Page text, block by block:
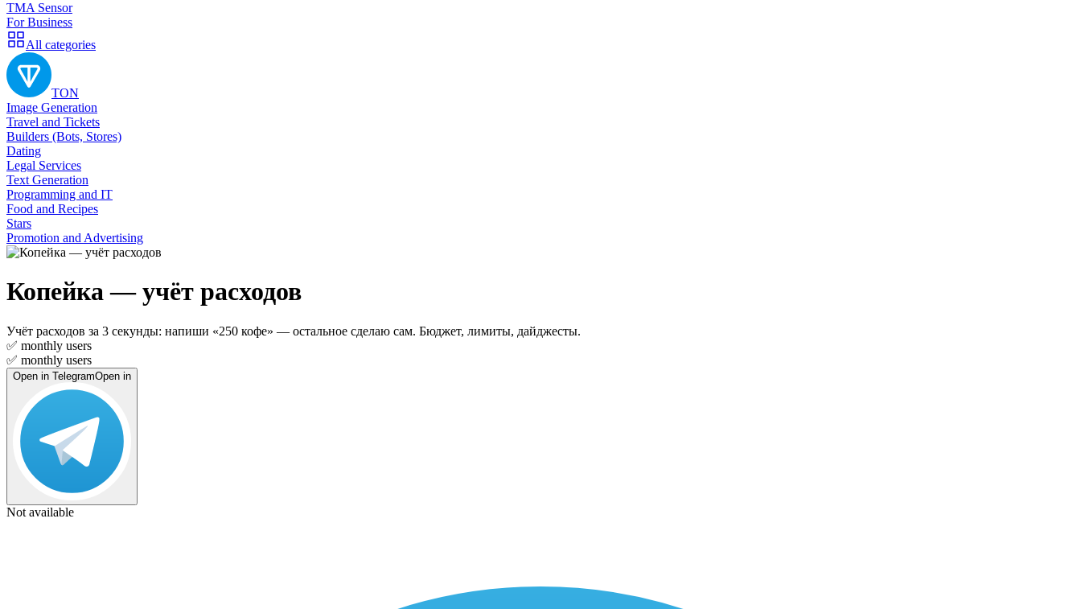
TMA Sensor
For Business
All categories
TON
Image Generation
Travel and Tickets
Builders (Bots, Stores)
Dating
Legal Services
Text Generation
Programming and IT
Food and Recipes
Stars
Promotion and Advertising
Копейка — учёт расходов
Учёт расходов за 3 секунды: напиши «250 кофе» — остальное сделаю сам. Бюджет, лимиты, дайджесты.
✅ monthly users
✅ monthly users
Open in TelegramOpen in
Not available